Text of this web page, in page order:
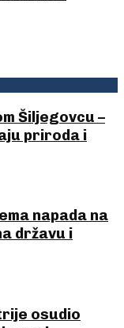
Šiljegovcu –
priroda i
napada na
državu i
osudio